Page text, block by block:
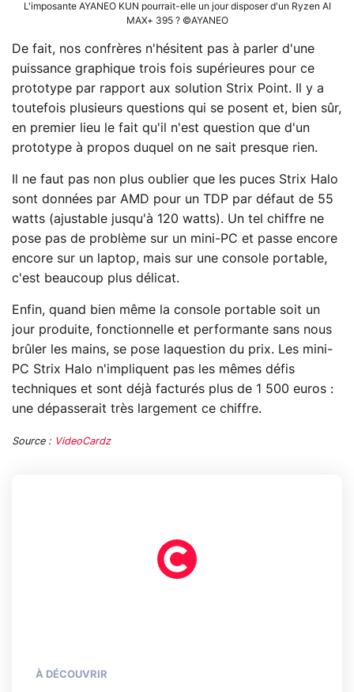
L'imposante AYANEO KUN pourrait-elle un jour disposer d'un Ryzen AI
MAX+ 395 ? ©AYANEO
De fait, nos confrères n'hésitent pas à parler d'une
puissance graphique trois fois supérieures pour ce
prototype par rapport aux solution Strix Point. Il y a
toutefois plusieurs questions qui se posent et, bien sûr,
en premier lieu le fait qu'il n'est question que d'un
prototype à propos duquel on ne sait presque rien.
Il ne faut pas non plus oublier que les puces Strix Halo
sont données par AMD pour un TDP par défaut de 55
watts (ajustable jusqu'à 120 watts). Un tel chiffre ne
pose pas de problème sur un mini-PC et passe encore
encore sur un laptop, mais sur une console portable,
c'est beaucoup plus délicat.
Enfin, quand bien même la console portable soit un
jour produite, fonctionnelle et performante sans nous
brûler les mains, se pose laquestion du prix. Les mini-
PC Strix Halo n'impliquent pas les mêmes défis
techniques et sont déjà facturés plus de 1 500 euros :
une dépasserait très largement ce chiffre.
Source : VideoCardz
À DÉCOUVRIR